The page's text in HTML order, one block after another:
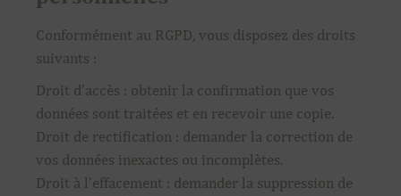
Conformément au RGPD, vous disposez des droits
suivants :
Droit d’accès : obtenir la confirmation que vos
données sont traitées et en recevoir une copie.
Droit de rectification : demander la correction de
vos données inexactes ou incomplètes.
Droit à l’effacement : demander la suppression de